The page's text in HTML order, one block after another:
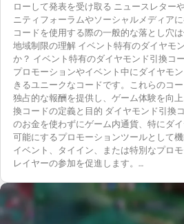
ローして発表を受け取る ニュースレター
ニティフォーラムやソーシャルメディア
コードを使用する際の一般的な落とし穴
地域制限の理解 イベント特有のダイヤモ
か？ イベント特有のダイヤモンド引換コ
プロモーションやイベント中にダイヤモ
きるユニークなコードです。これらのコ
独占的な報酬を提供し、ゲーム体験を向
換コードの定義と目的 ダイヤモンド引換
のお金を使わずにゲーム内通貨、特にダ
可能にするプロモーションツールとして
イベント、タイイン、または特別なプロ
レイヤーの参加を促進します。…